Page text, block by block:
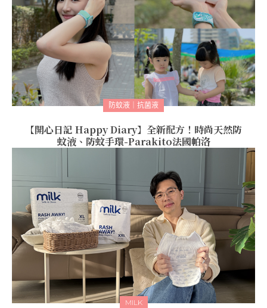
防蚊液｜抗菌液
【開心日記 Happy Diary】全新配方！時尚天然防
蚊液、防蚊手環-Parakito法國帕洛
MILK